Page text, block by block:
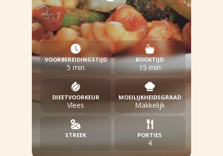
VOORBEREIDINGSTIJD
5 min
KOOKTIJD
15 min
DIEETVOORKEUR
Vlees
MOEILIJKHEIDSGRAAD
Makkelijk
STREEK PORTIES
4